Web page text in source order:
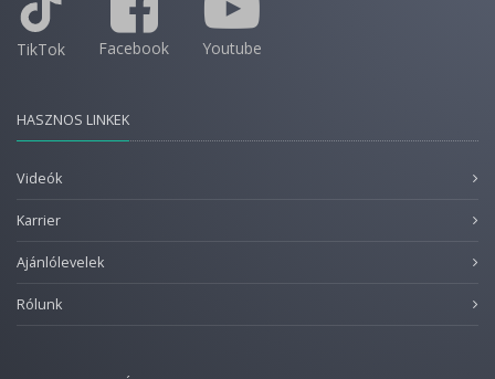
TikTok Facebook Youtube
HASZNOS LINKEK
Videók
Karrier
Ajánlólevelek
Rólunk